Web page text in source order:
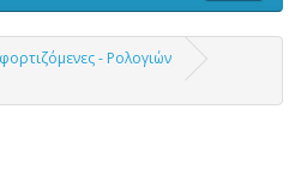
- Ρολογιών